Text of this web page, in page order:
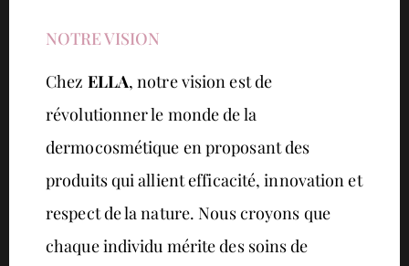
NOTRE VISION
Chez ELLA, notre vision est de
révolutionner le monde de la
dermocosmétique en proposant des
produits qui allient efficacité, innovation et
respect de la nature. Nous croyons que
chaque individu mérite des soins de